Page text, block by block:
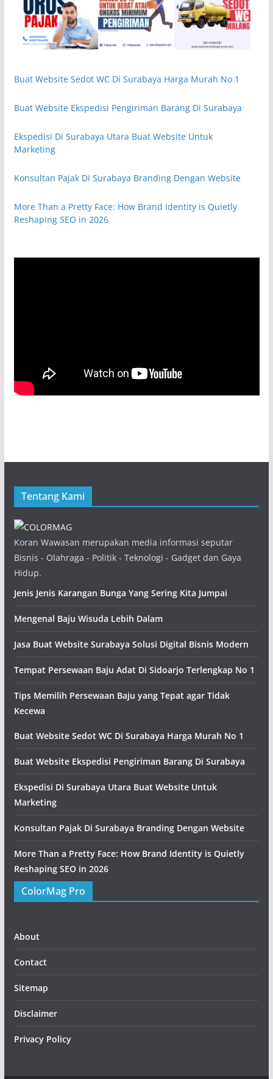
Buat Website Sedot WC Di Surabaya Harga Murah No 1
Buat Website Ekspedisi Pengiriman Barang Di Surabaya
Ekspedisi Di Surabaya Utara Buat Website Untuk
Marketing
Konsultan Pajak Di Surabaya Branding Dengan Website
More Than a Pretty Face: How Brand Identity is Quietly
Reshaping SEO in 2026
Tentang Kami
Koran Wawasan merupakan media informasi seputar
Bisnis - Olahraga - Politik - Teknologi - Gadget dan Gaya
Hidup.
Jenis Jenis Karangan Bunga Yang Sering Kita Jumpai
Mengenal Baju Wisuda Lebih Dalam
Jasa Buat Website Surabaya Solusi Digital Bisnis Modern
Tempat Persewaan Baju Adat Di Sidoarjo Terlengkap No 1
Tips Memilih Persewaan Baju yang Tepat agar Tidak
Kecewa
Buat Website Sedot WC Di Surabaya Harga Murah No 1
Buat Website Ekspedisi Pengiriman Barang Di Surabaya
Ekspedisi Di Surabaya Utara Buat Website Untuk
Marketing
Konsultan Pajak Di Surabaya Branding Dengan Website
More Than a Pretty Face: How Brand Identity is Quietly
Reshaping SEO in 2026
ColorMag Pro
About
Contact
Sitemap
Disclaimer
Privacy Policy